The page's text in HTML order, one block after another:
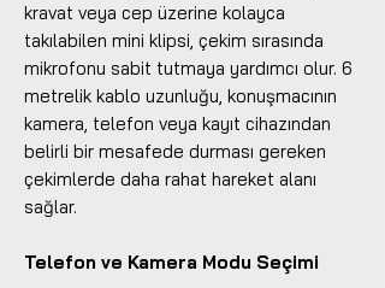
kravat veya cep üzerine kolayca
takılabilen mini klipsi, çekim sırasında
mikrofonu sabit tutmaya yardımcı olur. 6
metrelik kablo uzunluğu, konuşmacının
kamera, telefon veya kayıt cihazından
belirli bir mesafede durması gereken
çekimlerde daha rahat hareket alanı
sağlar.
Telefon ve Kamera Modu Seçimi